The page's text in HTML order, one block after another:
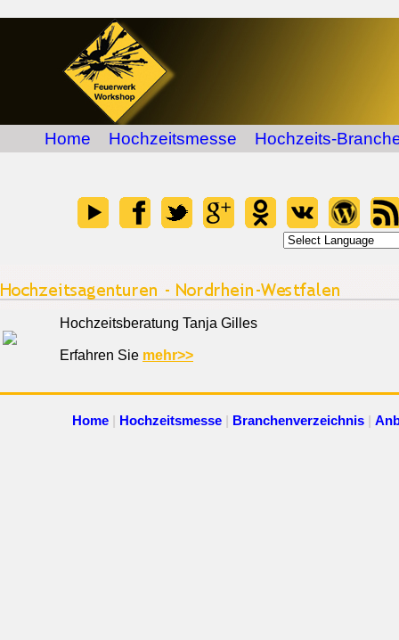
Home Hochzeitsmesse Hochzeits-
Hochzeitsberatung Tanja Gilles
Erfahren Sie mehr>>
Home | Hochzeitsmesse | Branchenverzeichnis |